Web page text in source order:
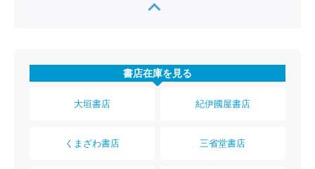
書店在庫を見る
大垣書店 紀伊國屋書店
くまざわ書店 三省堂書店